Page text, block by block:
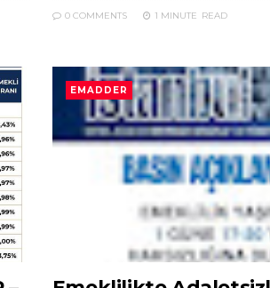
0 COMMENTS 1 MINUTE READ
EMADDER